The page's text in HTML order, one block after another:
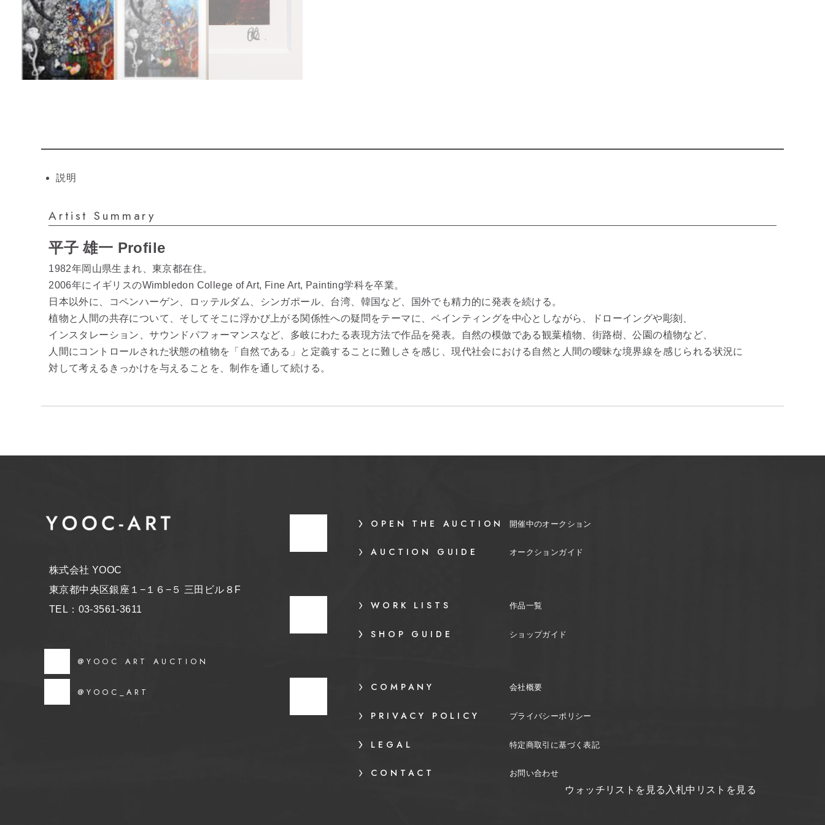
説明
Artist Summary
平子 雄一 Profile
1982年岡山県生まれ、東京都在住。
2006年にイギリスのWimbledon College of Art, Fine Art, Painting学科を卒業。
日本以外に、コペンハーゲン、ロッテルダム、シンガポール、台湾、韓国など、国外でも精力的に発表を続ける。
植物と人間の共存について、そしてそこに浮かび上がる関係性への疑問をテーマに、ペインティングを中心としながら、ドローイングや彫刻、
インスタレーション、サウンドパフォーマンスなど、多岐にわたる表現方法で作品を発表。自然の模倣である観葉植物、街路樹、公園の植物など、
人間にコントロールされた状態の植物を「自然である」と定義することに難しさを感じ、現代社会における自然と人間の曖昧な境界線を感じられる状況に
対して考えるきっかけを与えることを、制作を通して続ける。
株式会社 YOOC
東京都中央区銀座１−１６−５ 三田ビル８F
TEL：03-3561-3611
@YOOC ART AUCTION
@YOOC_ART
OPEN THE AUCTION 開催中のオークション
AUCTION GUIDE オークションガイド
WORK LISTS 作品一覧
SHOP GUIDE ショップガイド
COMPANY 会社概要
PRIVACY POLICY プライバシーポリシー
LEGAL 特定商取引に基づく表記
CONTACT お問い合わせ
ウォッチリストを見る 入札中リストを見る